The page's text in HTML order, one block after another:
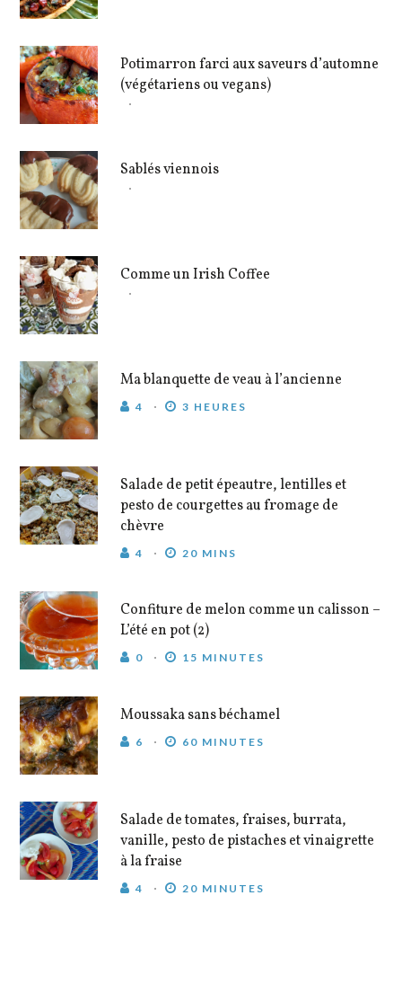
Potimarron farci aux saveurs d’automne
(végétariens ou vegans)
Sablés viennois
Comme un Irish Coffee
Ma blanquette de veau à l’ancienne
4 3 HEURES
Salade de petit épeautre, lentilles et
pesto de courgettes au fromage de
chèvre
4 20 MINS
Confiture de melon comme un calisson –
L’été en pot (2)
0 15 MINUTES
Moussaka sans béchamel
6 60 MINUTES
Salade de tomates, fraises, burrata,
vanille, pesto de pistaches et vinaigrette
à la fraise
4 20 MINUTES